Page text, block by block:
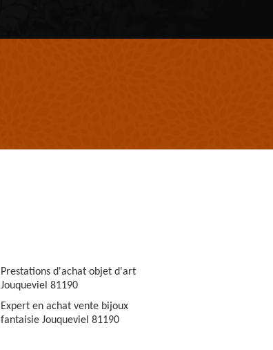
Prestations d'achat objet d'art
Jouqueviel 81190
Expert en achat vente bijoux
fantaisie Jouqueviel 81190